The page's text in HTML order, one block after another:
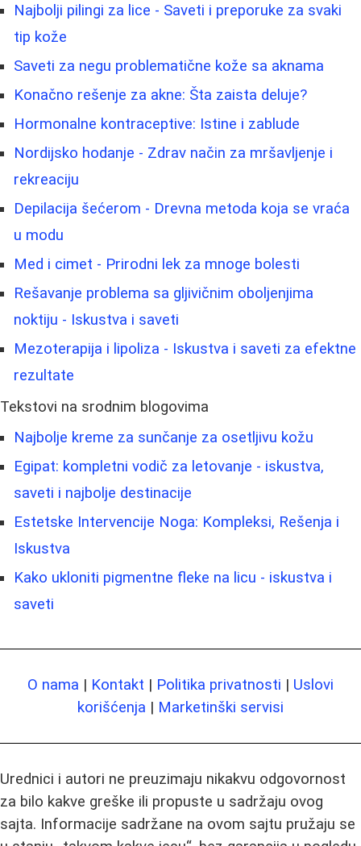
Najbolji pilingi za lice - Saveti i preporuke za svaki
tip kože
Saveti za negu problematične kože sa aknama
Konačno rešenje za akne: Šta zaista deluje?
Hormonalne kontraceptive: Istine i zablude
Nordijsko hodanje - Zdrav način za mršavljenje i
rekreaciju
Depilacija šećerom - Drevna metoda koja se vraća
u modu
Med i cimet - Prirodni lek za mnoge bolesti
Rešavanje problema sa gljivičnim oboljenjima
noktiju - Iskustva i saveti
Mezoterapija i lipoliza - Iskustva i saveti za efektne
rezultate
Tekstovi na srodnim blogovima
Najbolje kreme za sunčanje za osetljivu kožu
Egipat: kompletni vodič za letovanje - iskustva,
saveti i najbolje destinacije
Estetske Intervencije Noga: Kompleksi, Rešenja i
Iskustva
Kako ukloniti pigmentne fleke na licu - iskustva i
saveti
O nama | Kontakt | Politika privatnosti | Uslovi
korišćenja | Marketinški servisi
Urednici i autori ne preuzimaju nikakvu odgovornost
za bilo kakve greške ili propuste u sadržaju ovog
sajta. Informacije sadržane na ovom sajtu pružaju se